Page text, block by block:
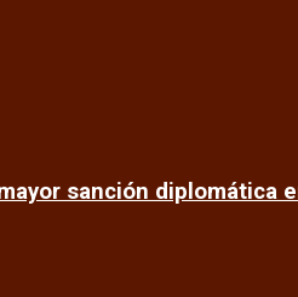
sanción diplomática